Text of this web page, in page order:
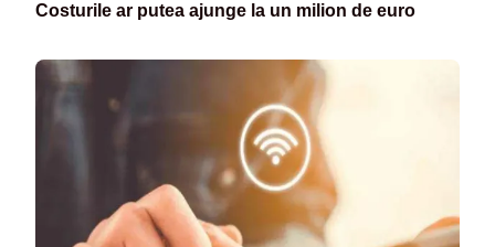
Costurile ar putea ajunge la un milion de euro